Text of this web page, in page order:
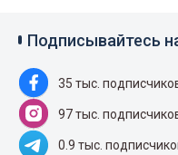
Подписывайтесь
35 тыс.
97 тыс.
0.9 тыс.